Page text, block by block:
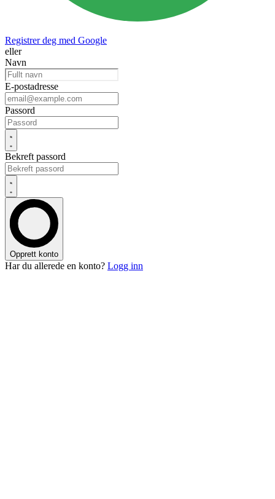
Registrer deg med Google
eller
Navn
E-postadresse
Passord
Bekreft passord
Opprett konto
Har du allerede en konto? Logg inn